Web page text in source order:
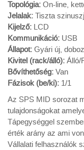
Topológia: On-line,
Jelalak: Tiszta
Kijelző: LCD
Kommunikáció: USB
Állapot: Gyári új,
Kivitel (rack/álló): Álló/
Bővíthetőség: Van
Fázisok (be/ki): 1/1
Az SPS MID sorozat
tulajdonságokat
Tápegységgel
érték arány az ami
Vállalati felhasználók